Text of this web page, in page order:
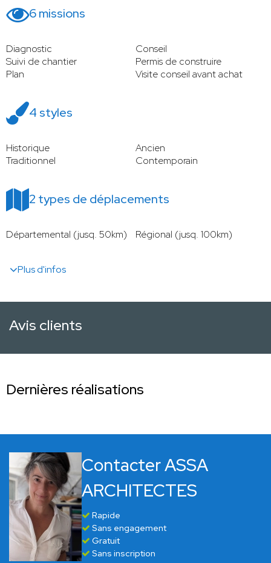
6 missions
Diagnostic
Conseil
Suivi de chantier
Permis de construire
Plan
Visite conseil avant achat
4 styles
Historique
Ancien
Traditionnel
Contemporain
2 types de déplacements
Départemental (jusq. 50km) Régional (jusq. 100km)
Plus d'infos
Avis clients
Dernières réalisations
Contacter ASSA
ARCHITECTES
Rapide
Sans engagement
Gratuit
Sans inscription